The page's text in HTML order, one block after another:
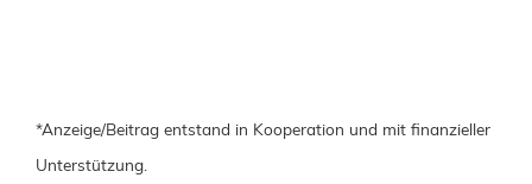
*Anzeige/Beitrag entstand in Kooperation und mit finanzieller
Unterstützung.